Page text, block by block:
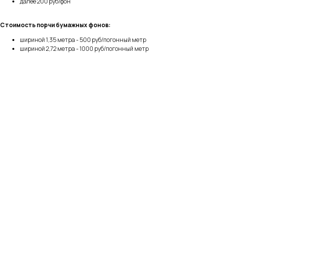
Стоимость порчи бумажных фонов:
шириной 1,35 метра - 500 руб/погонный метр
шириной 2,72 метра - 1000 руб/погонный метр